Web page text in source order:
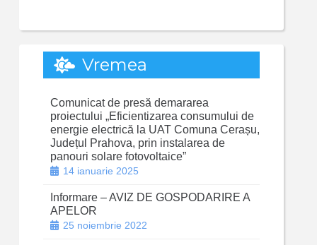
Vremea
Comunicat de presă demararea
proiectului „Eficientizarea consumului de
energie electrică la UAT Comuna Cerașu,
Județul Prahova, prin instalarea de
panouri solare fotovoltaice”
14 ianuarie 2025
Informare – AVIZ DE GOSPODARIRE A
APELOR
25 noiembrie 2022